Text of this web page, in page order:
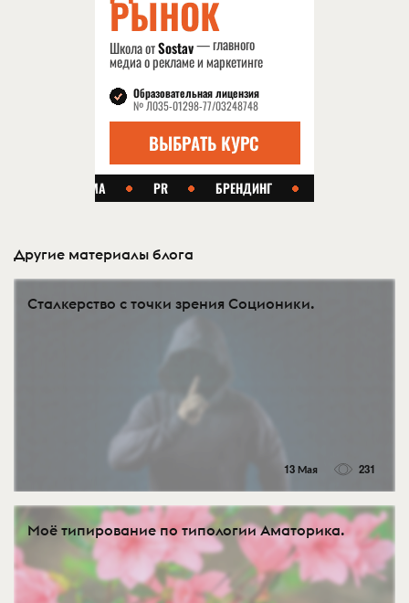
Другие материалы блога
Сталкерство с точки зрения Соционики.
13 Мая 231
Моё типирование по типологии Аматорика.